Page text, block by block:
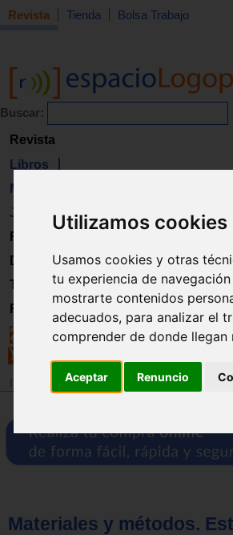
Utilizamos cookies
Usamos cookies y otras
tu experiencia de
mostrarte contenidos
adecuados, para analizar el
comprender de donde llegan
Aceptar Renuncio
Revista Tienda Bolsa Trabajo
Buscar:
Revista
Libros
Material
Juguetes
Formación
Directorio
Trabajo
Registro
Revista
Materiales y métodos.